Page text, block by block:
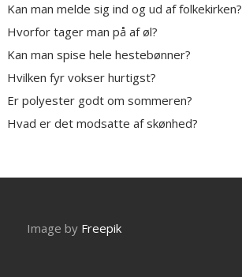
Kan man melde sig ind og ud af folkekirken?
Hvorfor tager man på af øl?
Kan man spise hele hestebønner?
Hvilken fyr vokser hurtigst?
Er polyester godt om sommeren?
Hvad er det modsatte af skønhed?
Image by Freepik